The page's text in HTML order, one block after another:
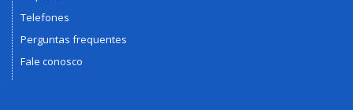
Telefones
Perguntas frequentes
Fale conosco